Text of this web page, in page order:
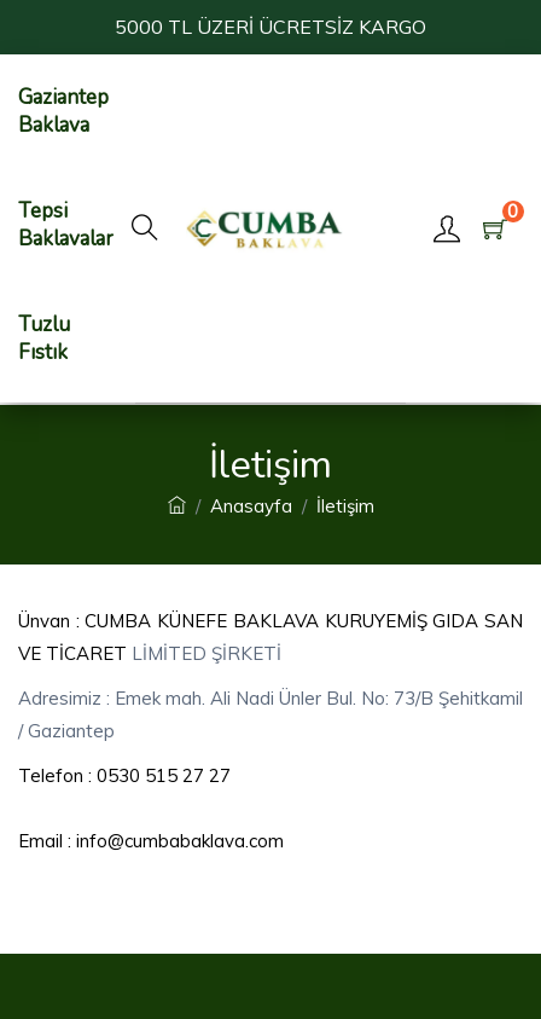
5000 TL ÜZERİ ÜCRETSİZ KARGO
Gaziantep
Baklava
Tepsi
Baklavalar
Tuzlu
Fıstık
0
İletişim
Anasayfa İletişim
Ünvan : CUMBA KÜNEFE BAKLAVA KURUYEMİŞ GIDA SAN
VE TİCARET LİMİTED ŞİRKETİ
Adresimiz : Emek mah. Ali Nadi Ünler Bul. No: 73/B Şehitkamil
/ Gaziantep
Telefon : 0530 515 27 27
Email : info@cumbabaklava.com